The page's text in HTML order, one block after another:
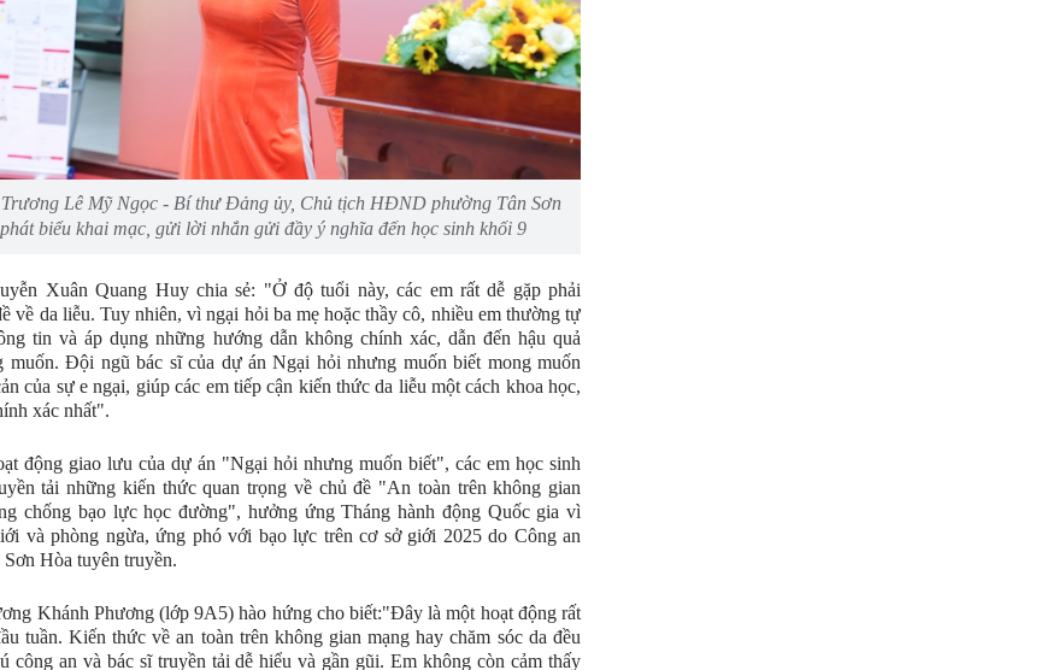
Lê Mỹ Ngọc - Bí thư Đảng ủy, Chủ tịch HĐND phường Tân Sơn
biểu khai mạc, gửi lời nhắn gửi đầy ý nghĩa đến học sinh khối 9
Xuân Quang Huy chia sẻ: "Ở độ tuổi này, các em rất dễ gặp phải
về da liễu. Tuy nhiên, vì ngại hỏi ba mẹ hoặc thầy cô, nhiều em thường tự
tin và áp dụng những hướng dẫn không chính xác, dẫn đến hậu quả
muốn. Đội ngũ bác sĩ của dự án Ngại hỏi nhưng muốn biết mong muốn
của sự e ngại, giúp các em tiếp cận kiến thức da liễu một cách khoa học,
xác nhất".
động giao lưu của dự án "Ngại hỏi nhưng muốn biết", các em học sinh
tải những kiến thức quan trọng về chủ đề "An toàn trên không gian
chống bạo lực học đường", hưởng ứng Tháng hành động Quốc gia vì
và phòng ngừa, ứng phó với bạo lực trên cơ sở giới 2025 do Công an
Hòa tuyên truyền.
Khánh Phương (lớp 9A5) hào hứng cho biết:"Đây là một hoạt động rất
tuần. Kiến thức về an toàn trên không gian mạng hay chăm sóc da đều
công an và bác sĩ truyền tải dễ hiểu và gần gũi. Em không còn cảm thấy